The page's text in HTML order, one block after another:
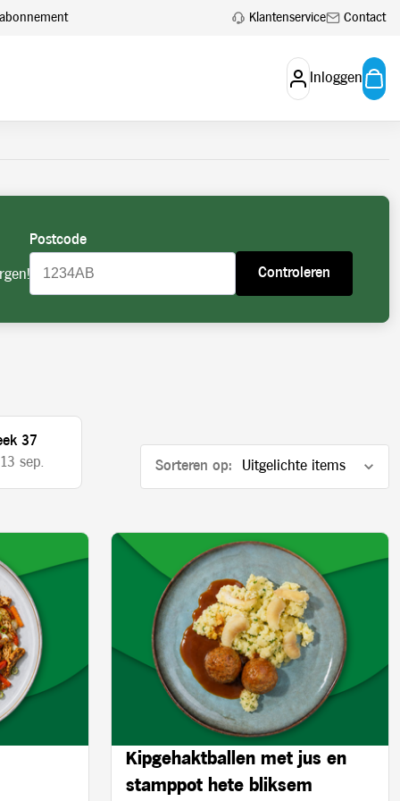
Klantenservice Contact
Inloggen
aan. Account aanvragen
Postcode
Controleren
37
sep.
Sorteren op:
Kipgehaktballen met jus en
stamppot hete bliksem